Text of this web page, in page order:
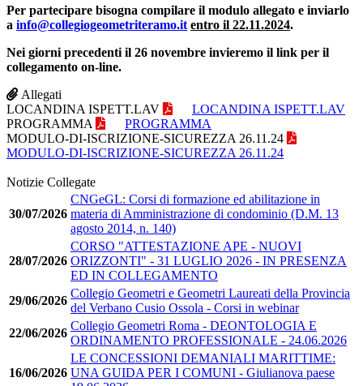
Per partecipare bisogna compilare il modulo allegato e inviarlo
a info@collegiogeometriteramo.it entro il 22.11.2024.
Nei giorni precedenti il 26 novembre invieremo il link per il
collegamento on-line.
Allegati
LOCANDINA ISPETT.LAV
LOCANDINA ISPETT.LAV
PROGRAMMA
PROGRAMMA
MODULO-DI-ISCRIZIONE-SICUREZZA 26.11.24
MODULO-DI-ISCRIZIONE-SICUREZZA 26.11.24
Notizie Collegate
30/07/2026
CNGeGL: Corsi di formazione ed abilitazione in
materia di Amministrazione di condominio (D.M. 13
agosto 2014, n. 140)
28/07/2026
CORSO "ATTESTAZIONE APE - NUOVI
ORIZZONTI" - 31 LUGLIO 2026 - IN PRESENZA
ED IN COLLEGAMENTO
29/06/2026
Collegio Geometri e Geometri Laureati della Provincia
del Verbano Cusio Ossola - Corsi in webinar
22/06/2026
Collegio Geometri Roma - DEONTOLOGIA E
ORDINAMENTO PROFESSIONALE - 24.06.2026
16/06/2026
LE CONCESSIONI DEMANIALI MARITTIME:
UNA GUIDA PER I COMUNI - Giulianova paese